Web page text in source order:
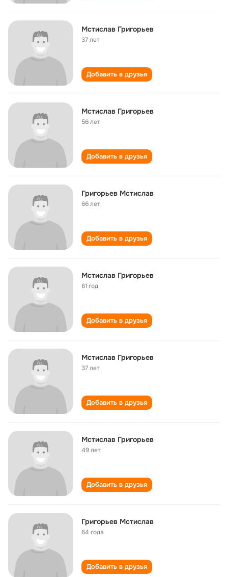
Мстислав Григорьев
37 лет
Добавить в друзья
Мстислав Григорьев
56 лет
Добавить в друзья
Григорьев Мстислав
66 лет
Добавить в друзья
Мстислав Григорьев
61 год
Добавить в друзья
Мстислав Григорьев
37 лет
Добавить в друзья
Мстислав Григорьев
49 лет
Добавить в друзья
Григорьев Мстислав
64 года
Добавить в друзья